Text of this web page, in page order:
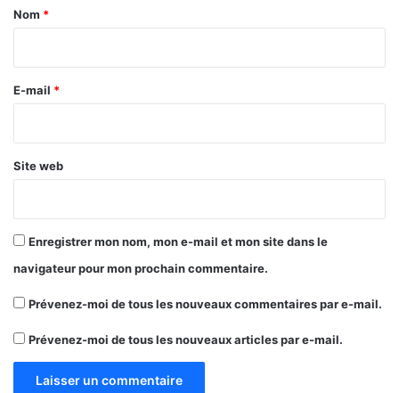
a
e
Nom *
E-mail *
Site web
Enregistrer mon nom, mon e-mail et mon site dans le
navigateur pour mon prochain commentaire.
Prévenez-moi de tous les nouveaux commentaires par e-mail.
Prévenez-moi de tous les nouveaux articles par e-mail.